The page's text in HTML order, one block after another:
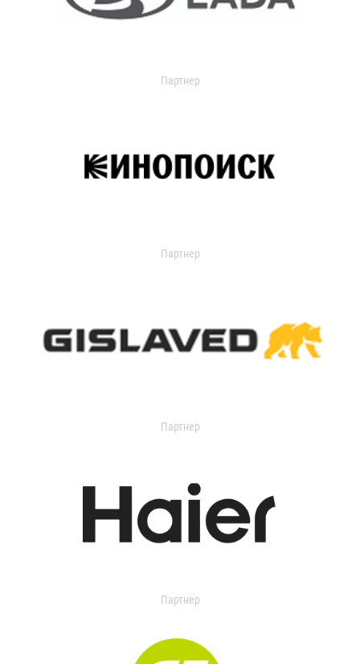
Партнер
Партнер
Партнер
Партнер